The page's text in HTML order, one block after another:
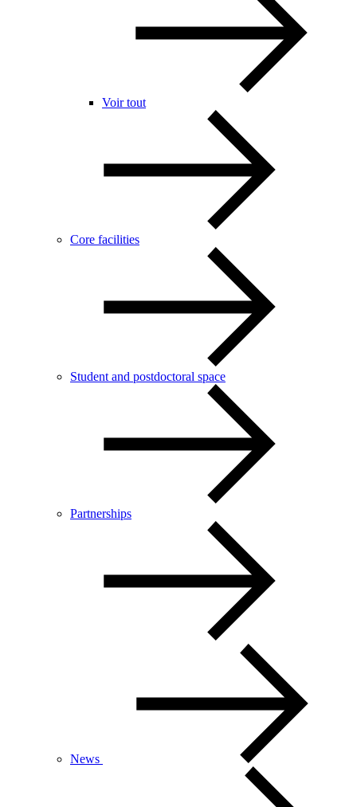
Voir tout
Core facilities
Student and postdoctoral space
Partnerships
News